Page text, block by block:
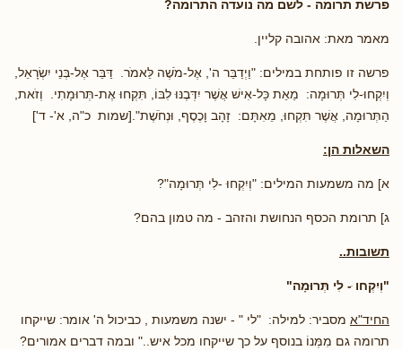
פרשת תרומה - לשם מה נועדה התרומה?
מאמר מאת: אהובה קליין.
פרשה זו פותחת במילים: "וַיְדַבֵּר ה', אֶל-מֹשֶׁה לֵּאמֹר. דַּבֵּר אֶל-בְּנֵי יִשְׂרָאֵל,
וְיִקְחוּ-לִי תְּרוּמָה: מֵאֵת כָּל-אִישׁ אֲשֶׁר יִדְּבֶנּוּ לִבּוֹ, תִּקְחוּ אֶת-תְּרוּמָתִי. וְזֹאת,
הַתְּרוּמָה, אֲשֶׁר תִּקְחוּ, מֵאִתָּם: זָהָב וָכֶסֶף, וּנְחֹשֶׁת".[שמות כ"ה, א'- ד']
השאלות הן:
א] מה משמעות המילים: "וְיִקְחוּ -לִי תְּרוּמָה"?
ג] תרומת הכסף הנחושת והזהב - מה טמון בהם?
תשובות..
"וְיִקְחו ּ- לִי תְּרוּמָה"
החיד"א מסביר: למילה: "לי " - ישנה משמעות , כביכול ה' אומר: שייקחו
תרומה גם מִמְּנוֹ בנוסף על כך שייקחו מכל איש.." ובמה דברים אמורים?